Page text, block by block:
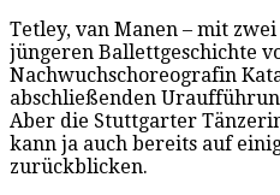
Tetley, van Manen – mit
jüngeren Ballettgeschichte
Nachwuchschoreografin
abschließenden
Aber die Stuttgarter
kann ja auch bereits auf
zurückblicken.